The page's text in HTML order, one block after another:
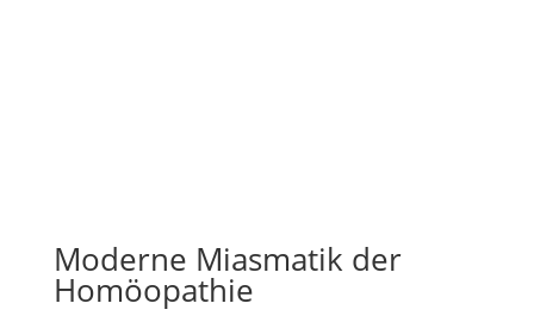
Moderne Miasmatik der
Homöopathie